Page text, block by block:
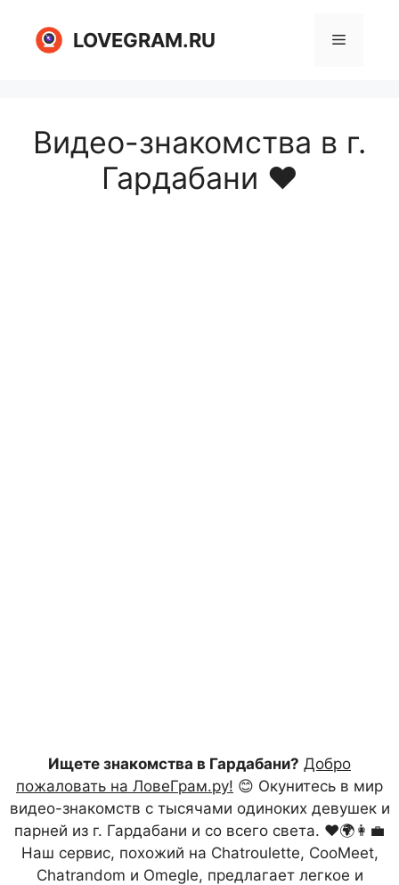
содержимому
LOVEGRAM.RU Меню
Видео-знакомства в г.
Гардабани ❤️
Ищете знакомства в Гардабани? Добро
пожаловать на ЛовеГрам.ру! 😊 Окунитесь в мир
видео-знакомств с тысячами одиноких девушек и
парней из г. Гардабани и со всего света. ❤️🌍👩‍💼
Наш сервис, похожий на Chatroulette, CooMeet,
Chatrandom и Omegle, предлагает легкое и